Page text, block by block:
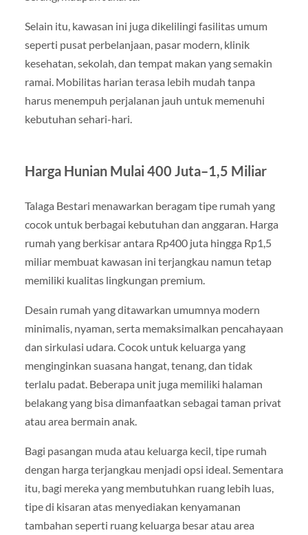
Selain itu, kawasan ini juga dikelilingi fasilitas umum
seperti pusat perbelanjaan, pasar modern, klinik
kesehatan, sekolah, dan tempat makan yang semakin
ramai. Mobilitas harian terasa lebih mudah tanpa
harus menempuh perjalanan jauh untuk memenuhi
kebutuhan sehari-hari.
Harga Hunian Mulai 400 Juta–1,5 Miliar
Talaga Bestari menawarkan beragam tipe rumah yang
cocok untuk berbagai kebutuhan dan anggaran. Harga
rumah yang berkisar antara Rp400 juta hingga Rp1,5
miliar membuat kawasan ini terjangkau namun tetap
memiliki kualitas lingkungan premium.
Desain rumah yang ditawarkan umumnya modern
minimalis, nyaman, serta memaksimalkan pencahayaan
dan sirkulasi udara. Cocok untuk keluarga yang
menginginkan suasana hangat, tenang, dan tidak
terlalu padat. Beberapa unit juga memiliki halaman
belakang yang bisa dimanfaatkan sebagai taman privat
atau area bermain anak.
Bagi pasangan muda atau keluarga kecil, tipe rumah
dengan harga terjangkau menjadi opsi ideal. Sementara
itu, bagi mereka yang membutuhkan ruang lebih luas,
tipe di kisaran atas menyediakan kenyamanan
tambahan seperti ruang keluarga besar atau area